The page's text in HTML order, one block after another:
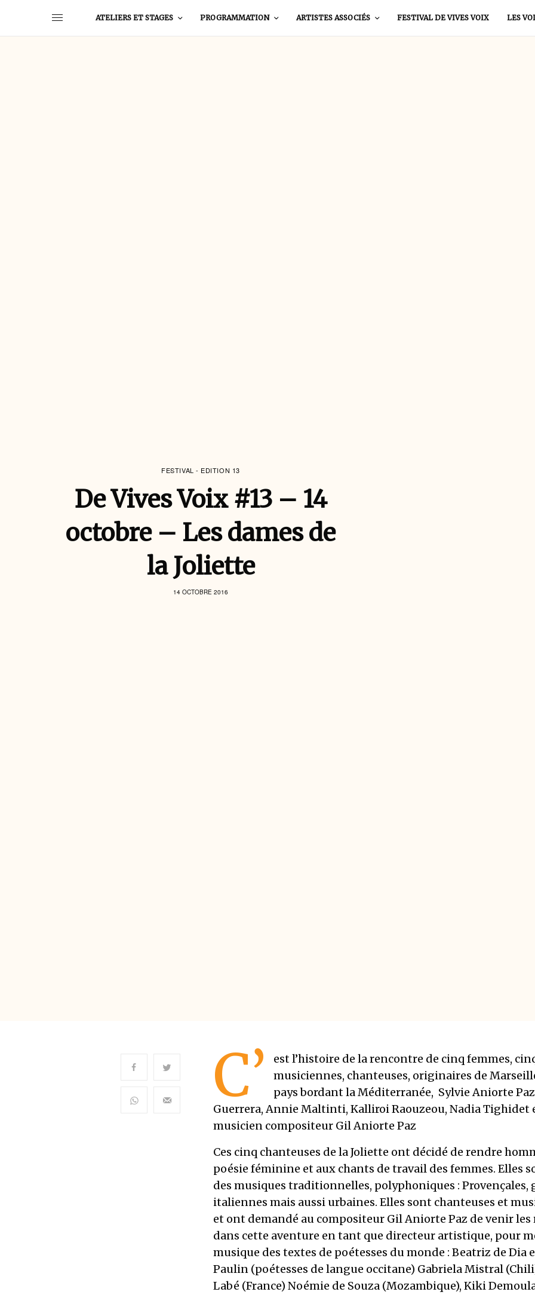
ATELIERS ET STAGES PROGRAMMATION ARTISTES ASSOCIÉS FESTIVAL DE VIVES VOIX LES
FESTIVAL - EDITION 13
De Vives Voix #13 – 14
octobre – Les dames de
la Joliette
14 OCTOBRE 2016
C’
est l’histoire de la rencontre de cinq femmes,
musiciennes, chanteuses, originaires de
pays bordant la Méditerranée, Sylvie Aniorte
Guerrera, Annie Maltinti, Kalliroi Raouzeou, Nadia Tighidet
musicien compositeur Gil Aniorte Paz
Ces cinq chanteuses de la Joliette ont décidé de rendre
poésie féminine et aux chants de travail des femmes. Elles
des musiques traditionnelles, polyphoniques : Provençales,
italiennes mais aussi urbaines. Elles sont chanteuses et
et ont demandé au compositeur Gil Aniorte Paz de venir
dans cette aventure en tant que directeur artistique, pour
musique des textes de poétesses du monde : Beatriz de Dia
Paulin (poétesses de langue occitane) Gabriela Mistral
Labé (France) Noémie de Souza (Mozambique), Kiki